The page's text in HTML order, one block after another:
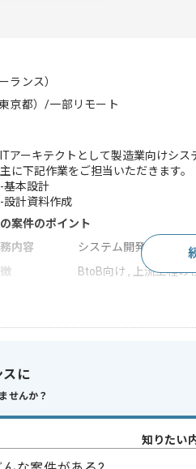
ランス）
京都）/一部リモート
ITアーキテクトとして製造業向けシ
主に下記作業をご担当いただきます。
本設計
計資料作成
案件のポイント
内容
システム開発
BtoB向け , 上流工程の
ウォーターフォール型開発における
スキル
クラウドネイティブ開発経験(
C#.NET によるシステム基本設計経験
ジネスレベルの英語実務経験
スに
せんか？
知りたい